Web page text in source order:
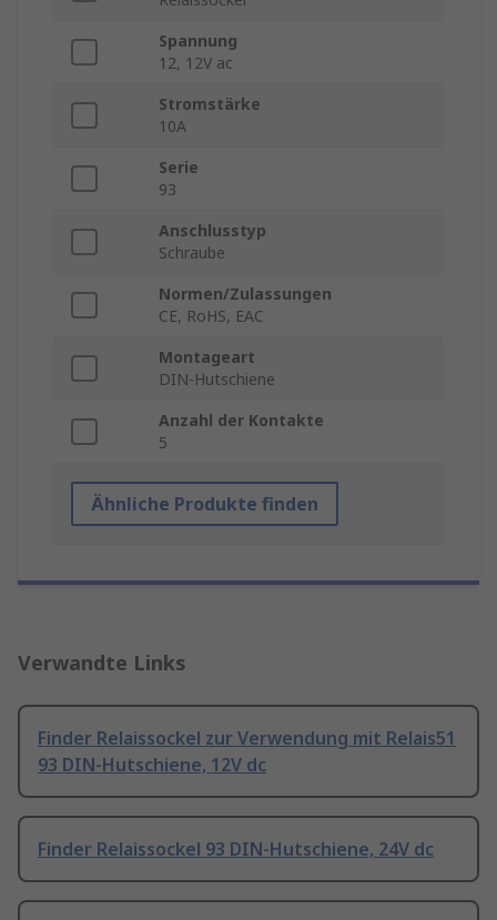
Spannung
12, 12V ac
Stromstärke
10A
Serie
93
Anschlusstyp
Schraube
Normen/Zulassungen
CE, RoHS, EAC
Montageart
DIN-Hutschiene
Anzahl der Kontakte
5
Ähnliche Produkte finden
Verwandte Links
Finder Relaissockel zur Verwendung mit Relais51
93 DIN-Hutschiene, 12V dc
Finder Relaissockel 93 DIN-Hutschiene, 24V dc